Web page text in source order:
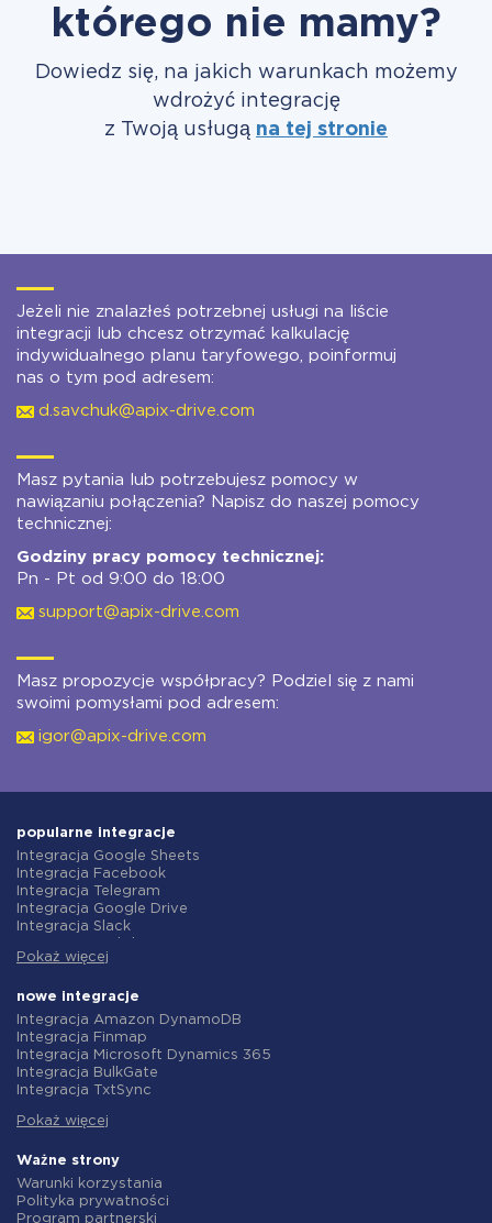
którego nie mamy?
Dowiedz się, na jakich warunkach możemy
wdrożyć integrację
z Twoją usługą na tej stronie
Jeżeli nie znalazłeś potrzebnej usługi na liście
integracji lub chcesz otrzymać kalkulację
indywidualnego planu taryfowego, poinformuj
nas o tym pod adresem:
d.savchuk@apix-drive.com
Masz pytania lub potrzebujesz pomocy w
nawiązaniu połączenia? Napisz do naszej pomocy
technicznej:
Godziny pracy pomocy technicznej:
Pn - Pt od 9:00 do 18:00
support@apix-drive.com
Masz propozycje współpracy? Podziel się z nami
swoimi pomysłami pod adresem:
igor@apix-drive.com
popularne integracje
Integracja Google Sheets
Integracja Facebook
Integracja Telegram
Integracja Google Drive
Integracja Slack
Integracja Gmail
Integracja ClickUp
Integracja Airtable
Integracja Google Contacts
Integracja OpenAI (ChatGPT)
Integracja Instagram
Integracja ActiveCampaign
Integracja Salesforce CRM
Integracja Notion
Integracja AWeber
Integracja Asana
Pokaż więcej
nowe integracje
Integracja Amazon DynamoDB
Integracja Finmap
Integracja Microsoft Dynamics 365
Integracja BulkGate
Integracja TxtSync
Integracja Corezoid
Integracja Instasent
Integracja AtomPark
Integracja TXTImpact
Integracja Campaign Monitor
Pokaż więcej
Ważne strony
Warunki korzystania
Polityka prywatności
Program partnerski